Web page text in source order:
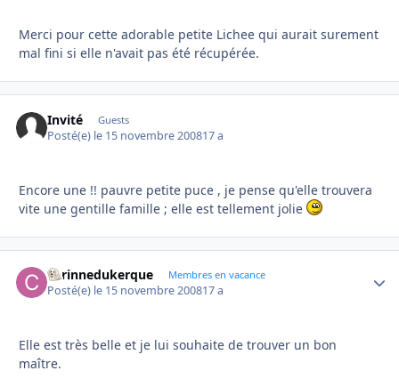
Merci pour cette adorable petite Lichee qui aurait surement
mal fini si elle n'avait pas été récupérée.
Invité Guests
Posté(e) le 15 novembre 200817 a
Encore une !! pauvre petite puce , je pense qu'elle trouvera
vite une gentille famille ; elle est tellement jolie
corinnedukerque Membres en vacance
Posté(e) le 15 novembre 200817 a
Elle est très belle et je lui souhaite de trouver un bon
maître.